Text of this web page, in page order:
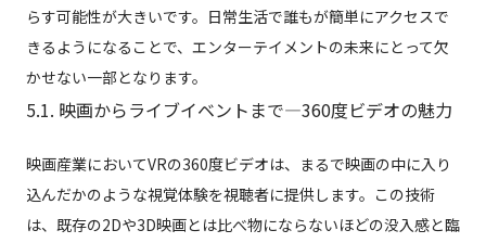
らす可能性が大きいです。日常生活で誰もが簡単にアクセスで
きるようになることで、エンターテイメントの未来にとって欠
かせない一部となります。
5.1. 映画からライブイベントまで—360度ビデオの魅力
映画産業においてVRの360度ビデオは、まるで映画の中に入り
込んだかのような視覚体験を視聴者に提供します。この技術
は、既存の2Dや3D映画とは比べ物にならないほどの没入感と臨